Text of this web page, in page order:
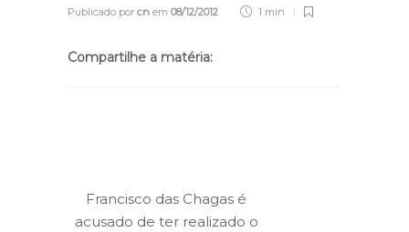
Publicado por cn em 08/12/2012 1 min
Compartilhe a matéria:
Francisco das Chagas é
acusado de ter realizado o